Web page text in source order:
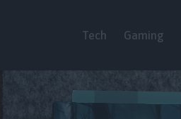
Tech Gaming